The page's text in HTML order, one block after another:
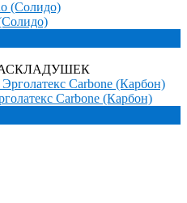
Carbone (Карбон)